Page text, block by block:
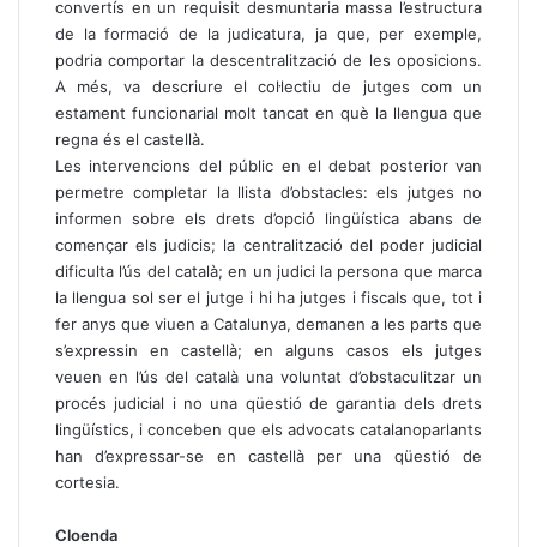
convertís en un requisit desmuntaria massa l’estructura
de la formació de la judicatura, ja que, per exemple,
podria comportar la descentralització de les oposicions.
A més, va descriure el col·lectiu de jutges com un
estament funcionarial molt tancat en què la llengua que
regna és el castellà.
Les intervencions del públic en el debat posterior van
permetre completar la llista d’obstacles: els jutges no
informen sobre els drets d’opció lingüística abans de
començar els judicis; la centralització del poder judicial
dificulta l’ús del català; en un judici la persona que marca
la llengua sol ser el jutge i hi ha jutges i fiscals que, tot i
fer anys que viuen a Catalunya, demanen a les parts que
s’expressin en castellà; en alguns casos els jutges
veuen en l’ús del català una voluntat d’obstaculitzar un
procés judicial i no una qüestió de garantia dels drets
lingüístics, i conceben que els advocats catalanoparlants
han d’expressar-se en castellà per una qüestió de
cortesia.
Cloenda